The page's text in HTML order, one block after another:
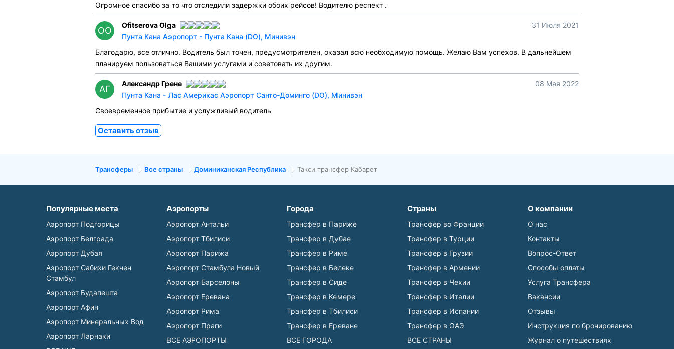
Огромное спасибо за то что отследили задержки обоих рейсов! Водителю респект .
OO
Ofitserova Olga
31 Июля 2021
Пунта Кана Аэропорт - Пунта Кана (DO), Минивэн
Благодарю, все отлично. Водитель был точен, предусмотрителен, оказал всю необходимую помощь. Желаю Вам успехов. В дальнейшем
планируем пользоваться Вашими услугами и советовать их другим.
АГ
Александр Грене
08 Мая 2022
Пунта Кана - Лас Америкас Аэропорт Санто-Доминго (DO), Минивэн
Своевременное прибытие и услужливый водитель
Оставить отзыв
Трансферы Все страны Доминиканская Республика Такси трансфер Кабарет
Популярные места
Аэропорт Подгорицы
Аэропорт Белграда
Аэропорт Дубая
Аэропорт Сабихи Гекчен
Стамбул
Аэропорт Будапешта
Аэропорт Афин
Аэропорт Минеральных Вод
Аэропорт Ларнаки
Аэропорты
Аэропорт Антальи
Аэропорт Тбилиси
Аэропорт Парижа
Аэропорт Стамбула Новый
Аэропорт Барселоны
Аэропорт Еревана
Аэропорт Рима
Аэропорт Праги
ВСЕ АЭРОПОРТЫ
Города
Трансфер в Париже
Трансфер в Дубае
Трансфер в Риме
Трансфер в Белеке
Трансфер в Сиде
Трансфер в Кемере
Трансфер в Тбилиси
Трансфер в Ереване
ВСЕ ГОРОДА
Страны
Трансфер во Франции
Трансфер в Турции
Трансфер в Грузии
Трансфер в Армении
Трансфер в Чехии
Трансфер в Италии
Трансфер в Испании
Трансфер в ОАЭ
ВСЕ СТРАНЫ
О компании
О нас
Контакты
Вопрос-Ответ
Способы оплаты
Услуга Трансфера
Вакансии
Отзывы
Инструкция по бронированию
Журнал о путешествиях